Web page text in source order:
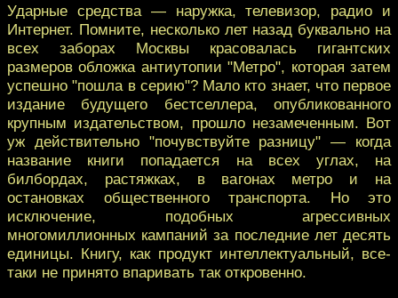
Ударные средства — наружка, телевизор, радио и
Интернет. Помните, несколько лет назад буквально на
всех заборах Москвы красовалась гигантских
размеров обложка антиутопии "Метро", которая затем
успешно "пошла в серию"? Мало кто знает, что первое
издание будущего бестселлера, опубликованного
крупным издательством, прошло незамеченным. Вот
уж действительно "почувствуйте разницу" — когда
название книги попадается на всех углах, на
билбордах, растяжках, в вагонах метро и на
остановках общественного транспорта. Но это
исключение, подобных агрессивных
многомиллионных кампаний за последние лет десять
единицы. Книгу, как продукт интеллектуальный, все-
таки не принято впаривать так откровенно.